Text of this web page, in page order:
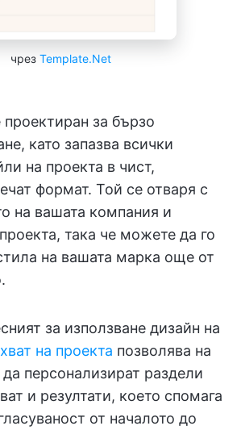
чрез Template.Net
за бързо
като запазва всички
на проекта в чист,
формат. Той се отваря с
на вашата компания и
така че можете да го
на вашата марка още от
за използване дизайн на
на проекта позволява на
персонализират раздели
и резултати, което спомага
от началото до